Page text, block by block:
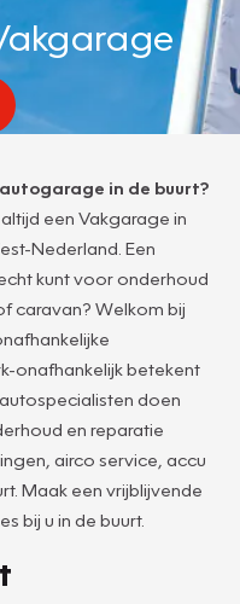
in de buurt?
een Vakgarage in
Nederland. Een
kunt voor onderhoud
caravan? Welkom bij
onafhankelijk betekent
doen
en reparatie
airco service, accu
Maak een vrijblijvende
bij u in de buurt.